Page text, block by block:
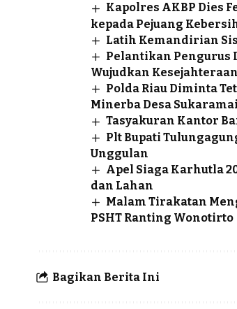
Kapolres AKBP Dies
kepada Pejuang
Latih Kemandirian
Pelantikan Pengurus
Wujudkan
Polda Riau Diminta
Minerba Desa
Tasyakuran Kantor
Plt Bupati
Unggulan
Apel Siaga Karhutla
dan Lahan
Malam Tirakatan
PSHT Ranting Wonotirto
Bagikan Berita Ini